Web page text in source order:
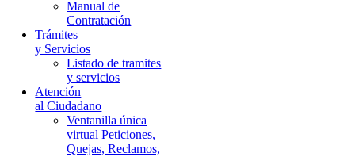
Manual de
Contratación
Trámites
y Servicios
Listado de tramites
y servicios
Atención
al Ciudadano
Ventanilla única
virtual Peticiones,
Quejas, Reclamos,